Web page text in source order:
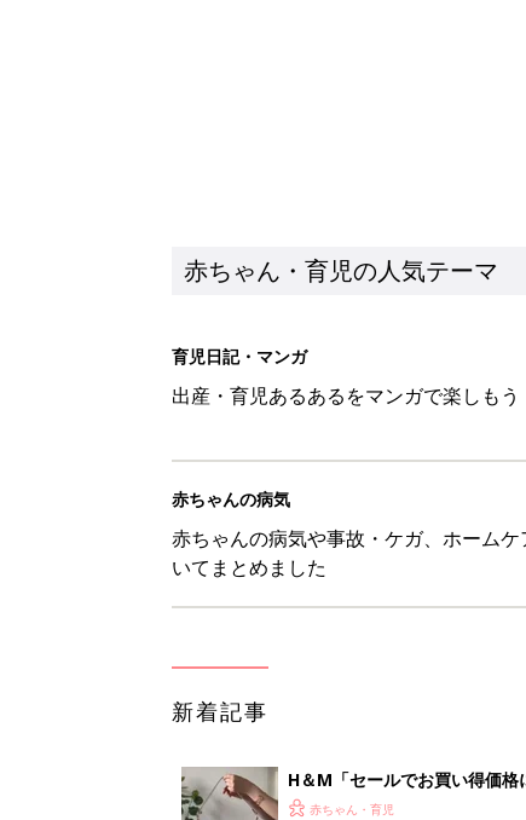
赤ちゃん・育児の人気テーマ
育児日記・マンガ
出産・育児あるあるをマンガで楽しもう
赤ちゃんの病気
赤ちゃんの病気や事故・ケガ、ホームケ
いてまとめました
新着記事
H＆М「セールでお買い得価格
赤ちゃん・育児